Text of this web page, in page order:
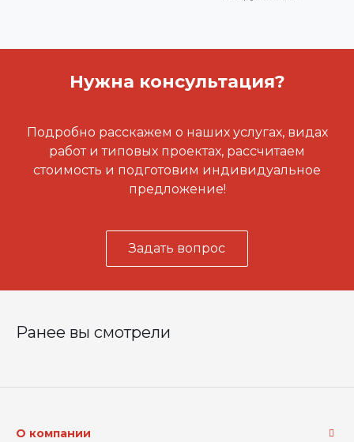
Нужна консультация?
Подробно расскажем о наших услугах, видах
работ и типовых проектах, рассчитаем
стоимость и подготовим индивидуальное
предложение!
Задать вопрос
Ранее вы смотрели
О компании